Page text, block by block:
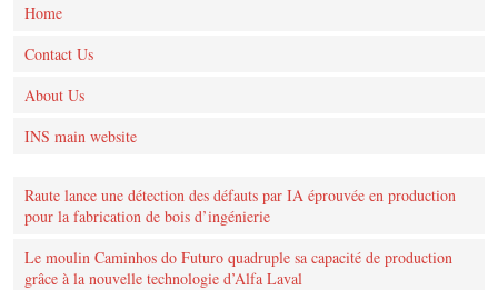
Home
Contact Us
About Us
INS main website
Raute lance une détection des défauts par IA éprouvée en production
pour la fabrication de bois d’ingénierie
Le moulin Caminhos do Futuro quadruple sa capacité de production
grâce à la nouvelle technologie d’Alfa Laval